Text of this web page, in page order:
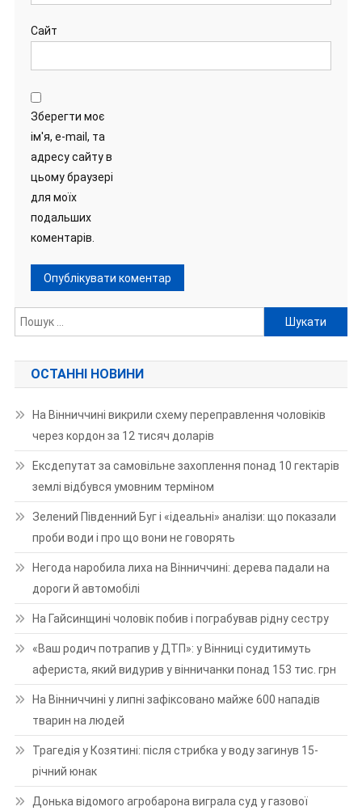
Сайт
Зберегти моє
ім'я, e-mail, та
адресу сайту в
цьому браузері
для моїх
подальших
коментарів.
Пошук:
ОСТАННІ НОВИНИ
На Вінниччині викрили схему переправлення чоловіків
через кордон за 12 тисяч доларів
Ексдепутат за самовільне захоплення понад 10 гектарів
землі відбувся умовним терміном
Зелений Південний Буг і «ідеальні» аналізи: що показали
проби води і про що вони не говорять
Негода наробила лиха на Вінниччині: дерева падали на
дороги й автомобілі
На Гайсинщині чоловік побив і пограбував рідну сестру
«Ваш родич потрапив у ДТП»: у Вінниці судитимуть
афериста, який видурив у вінничанки понад 153 тис. грн
На Вінниччині у липні зафіксовано майже 600 нападів
тварин на людей
Трагедія у Козятині: після стрибка у воду загинув 15-
річний юнак
Донька відомого агробарона виграла суд у газової